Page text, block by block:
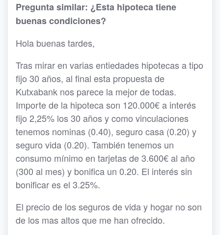
Pregunta similar: ¿Esta hipoteca tiene
buenas condiciones?
Hola buenas tardes,
Tras mirar en varias entiedades hipotecas a tipo
fijo 30 años, al final esta propuesta de
Kutxabank nos parece la mejor de todas.
Importe de la hipoteca son 120.000€ a interés
fijo 2,25% los 30 años y como vinculaciones
tenemos nominas (0.40), seguro casa (0.20) y
seguro vida (0.20). También tenemos un
consumo mínimo en tarjetas de 3.600€ al año
(300 al mes) y bonifica un 0.20. El interés sin
bonificar es el 3.25%.
El precio de los seguros de vida y hogar no son
de los mas altos que me han ofrecido.